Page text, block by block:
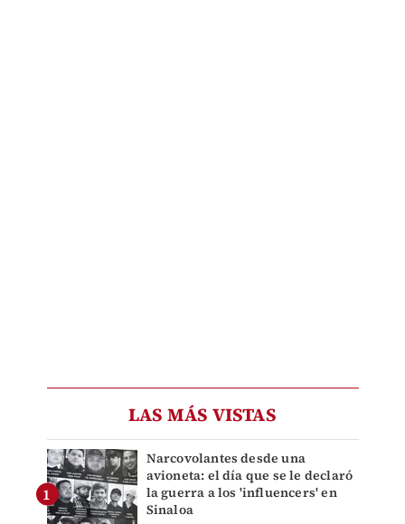
LAS MÁS VISTAS
Narcovolantes desde una
avioneta: el día que se le declaró
la guerra a los 'influencers' en
Sinaloa